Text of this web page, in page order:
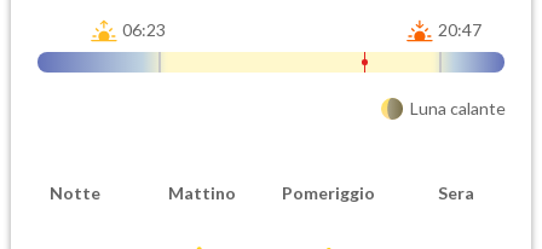
06:23 20:47
Luna calante
Notte Mattino Pomeriggio Sera